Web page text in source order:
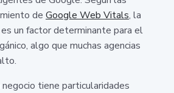
de Google Web Vitals, la
un factor determinante para el
algo que muchas agencias
tiene particularidades